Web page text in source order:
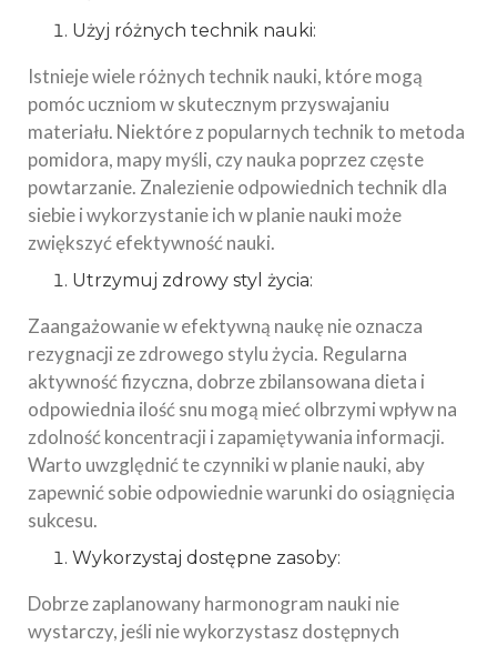
Użyj różnych technik nauki:
Istnieje wiele różnych technik nauki, które mogą
pomóc uczniom w skutecznym przyswajaniu
materiału. Niektóre z popularnych technik to metoda
pomidora, mapy myśli, czy nauka poprzez częste
powtarzanie. Znalezienie odpowiednich technik dla
siebie i wykorzystanie ich w planie nauki może
zwiększyć efektywność nauki.
Utrzymuj zdrowy styl życia:
Zaangażowanie w efektywną naukę nie oznacza
rezygnacji ze zdrowego stylu życia. Regularna
aktywność fizyczna, dobrze zbilansowana dieta i
odpowiednia ilość snu mogą mieć olbrzymi wpływ na
zdolność koncentracji i zapamiętywania informacji.
Warto uwzględnić te czynniki w planie nauki, aby
zapewnić sobie odpowiednie warunki do osiągnięcia
sukcesu.
Wykorzystaj dostępne zasoby:
Dobrze zaplanowany harmonogram nauki nie
wystarczy, jeśli nie wykorzystasz dostępnych